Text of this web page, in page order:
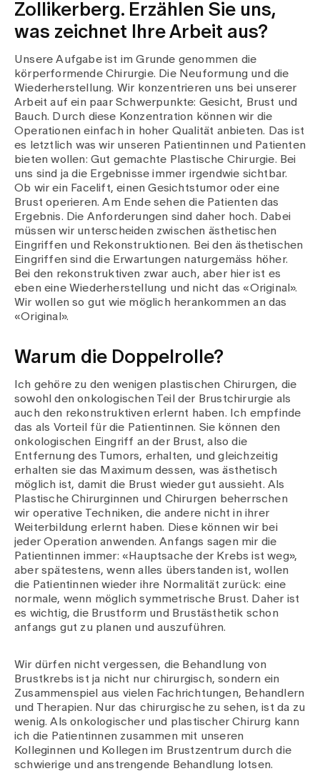
Über uns
Aktuelles
Jobs & Karriere
Kontakt
Babygalerie
Blog
Medien
Publikationen
Zollikerberg. Erzählen Sie uns,
was zeichnet Ihre Arbeit aus?
Unsere Aufgabe ist im Grunde genommen die
körperformende Chirurgie. Die Neuformung und die
Wiederherstellung. Wir konzentrieren uns bei unserer
Arbeit auf ein paar Schwerpunkte: Gesicht, Brust und
Bauch. Durch diese Konzentration können wir die
Operationen einfach in hoher Qualität anbieten. Das ist
es letztlich was wir unseren Patientinnen und Patienten
bieten wollen: Gut gemachte Plastische Chirurgie. Bei
uns sind ja die Ergebnisse immer irgendwie sichtbar.
Ob wir ein Facelift, einen Gesichtstumor oder eine
Brust operieren. Am Ende sehen die Patienten das
Ergebnis. Die Anforderungen sind daher hoch. Dabei
müssen wir unterscheiden zwischen ästhetischen
Eingriffen und Rekonstruktionen. Bei den ästhetischen
Eingriffen sind die Erwartungen naturgemäss höher.
Bei den rekonstruktiven zwar auch, aber hier ist es
eben eine Wiederherstellung und nicht das «Original».
Wir wollen so gut wie möglich herankommen an das
«Original».
Warum die Doppelrolle?
Ich gehöre zu den wenigen plastischen Chirurgen, die
sowohl den onkologischen Teil der Brustchirurgie als
auch den rekonstruktiven erlernt haben. Ich empfinde
das als Vorteil für die Patientinnen. Sie können den
onkologischen Eingriff an der Brust, also die
Entfernung des Tumors, erhalten, und gleichzeitig
erhalten sie das Maximum dessen, was ästhetisch
möglich ist, damit die Brust wieder gut aussieht. Als
Plastische Chirurginnen und Chirurgen beherrschen
wir operative Techniken, die andere nicht in ihrer
Weiterbildung erlernt haben. Diese können wir bei
jeder Operation anwenden. Anfangs sagen mir die
Patientinnen immer: «Hauptsache der Krebs ist weg»,
aber spätestens, wenn alles überstanden ist, wollen
die Patientinnen wieder ihre Normalität zurück: eine
normale, wenn möglich symmetrische Brust. Daher ist
es wichtig, die Brustform und Brustästhetik schon
anfangs gut zu planen und auszuführen.
Wir dürfen nicht vergessen, die Behandlung von
Brustkrebs ist ja nicht nur chirurgisch, sondern ein
Zusammenspiel aus vielen Fachrichtungen, Behandlern
und Therapien. Nur das chirurgische zu sehen, ist da zu
wenig. Als onkologischer und plastischer Chirurg kann
ich die Patientinnen zusammen mit unseren
Kolleginnen und Kollegen im Brustzentrum durch die
schwierige und anstrengende Behandlung lotsen.